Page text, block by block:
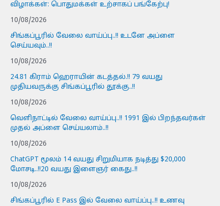
விழாக்கள்: பொதுமக்கள் உற்சாகப் பங்கேற்பு!
10/08/2026
சிங்கப்பூரில் வேலை வாய்ப்பு..!! உடனே அப்ளை
செய்யவும்..!!
10/08/2026
24.81 கிராம் ஹெராயின் கடத்தல்.!! 79 வயது
முதியவருக்கு சிங்கப்பூரில் தூக்கு..!!
10/08/2026
வெளிநாட்டில் வேலை வாய்ப்பு..!! 1991 இல் பிறந்தவர்கள்
முதல் அப்ளை செய்யலாம்..!!
10/08/2026
ChatGPT மூலம் 14 வயது சிறுமியாக நடித்து $20,000
மோசடி..!!20 வயது இளைஞர் கைது..!!
10/08/2026
சிங்கப்பூரில் E Pass இல் வேலை வாய்ப்பு..!! உணவு